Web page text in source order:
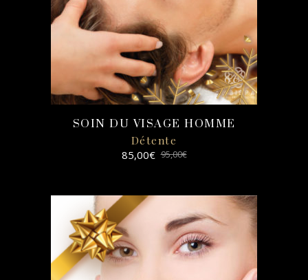
SOIN DU VISAGE HOMME
Détente
85,00€ 95,00€
SELECT
OPTIONS